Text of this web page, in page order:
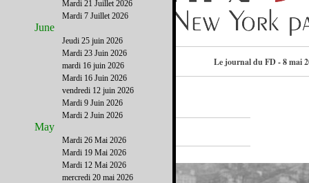
Le journal du FD - 8 mai
A la Une
Mardi 21 Juillet 2026
Mardi 7 Juillet 2026
June
Jeudi 25 juin 2026
Mardi 23 Juin 2026
mardi 16 juin 2026
Mardi 16 Juin 2026
vendredi 12 juin 2026
Mardi 9 Juin 2026
Mardi 2 Juin 2026
May
Mardi 26 Mai 2026
Mardi 19 Mai 2026
Mardi 12 Mai 2026
mercredi 20 mai 2026